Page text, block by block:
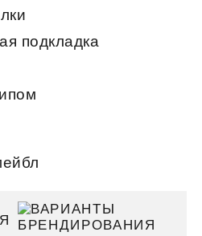
подкладка